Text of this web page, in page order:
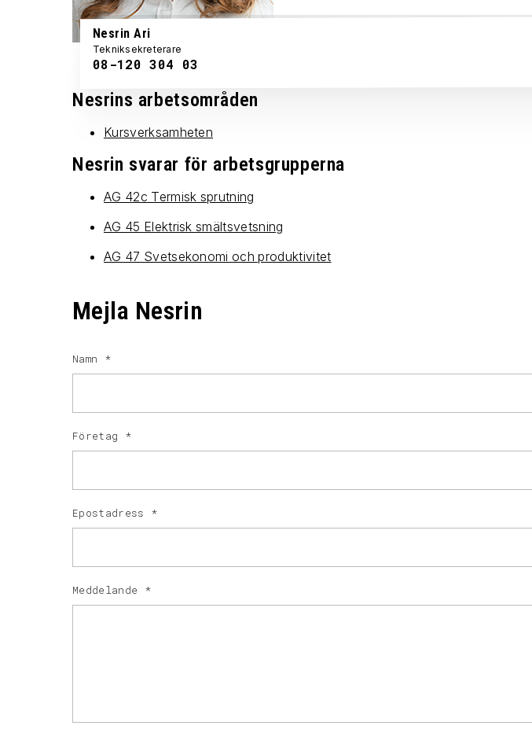
Nesrin Ari
Tekniksekreterare
08-120 304 03
Nesrins arbetsområden
Kursverksamheten
Nesrin svarar för arbetsgrupperna
AG 42c Termisk sprutning
AG 45 Elektrisk smältsvetsning
AG 47 Svetsekonomi och produktivitet
Mejla Nesrin
Namn *
Företag *
Epostadress *
Meddelande *